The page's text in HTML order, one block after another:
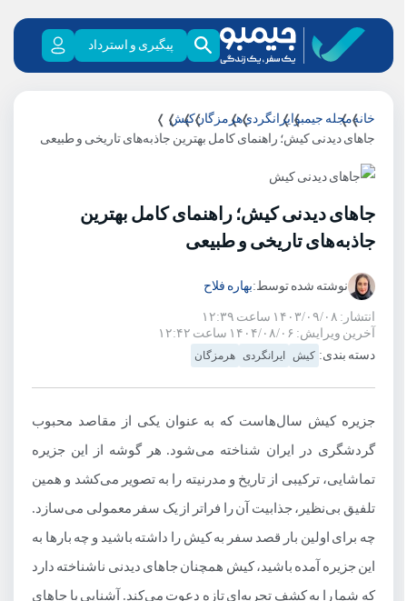
پیگیری و استرداد
خانهمجله جیمبوایرانگردیهرمزگانکیش
جاهای دیدنی کیش؛ راهنمای کامل بهترین جاذبه‌های تاریخی و طبیعی
جاهای دیدنی کیش؛ راهنمای کامل بهترین
جاذبه‌های تاریخی و طبیعی
نوشته شده توسط:بهاره فلاح
انتشار: ۱۴۰۳/۰۹/۰۸ ساعت ۱۲:۳۹
آخرین ویرایش: ۱۴۰۴/۰۸/۰۶ ساعت ۱۲:۴۲
دسته بندی:
کیش ایرانگردی هرمزگان
جزیره کیش سال‌هاست که به عنوان یکی از مقاصد محبوب
گردشگری در ایران شناخته می‌شود. هر گوشه از این جزیره
تماشایی، ترکیبی از تاریخ و مدرنیته را به تصویر می‌کشد و همین
تلفیق بی‌نظیر، جذابیت آن را فراتر از یک سفر معمولی می‌سازد.
چه برای اولین بار قصد سفر به کیش را داشته باشید و چه بارها به
این جزیره آمده باشید، کیش همچنان جاهای دیدنی ناشناخته دارد
که شما را به کشف تجربه‌ای تازه دعوت می‌کند. آشنایی با جاهای